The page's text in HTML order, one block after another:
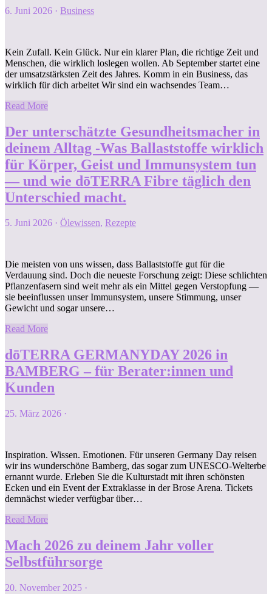
6. Juni 2026 · Business
Kein Zufall. Kein Glück. Nur ein klarer Plan, die richtige Zeit und
Menschen, die wirklich loslegen wollen. Ab September startet eine
der umsatzstärksten Zeit des Jahres. Komm in ein Business, das
wirklich für dich arbeitet Wir sind ein wachsendes Team…
Read More
Der unterschätzte Gesundheitsmacher in
deinem Alltag -Was Ballaststoffe wirklich
für Körper, Geist und Immunsystem tun
— und wie dōTERRA Fibre täglich den
Unterschied macht.
5. Juni 2026 · Ölewissen, Rezepte
Die meisten von uns wissen, dass Ballaststoffe gut für die
Verdauung sind. Doch die neueste Forschung zeigt: Diese schlichten
Pflanzenfasern sind weit mehr als ein Mittel gegen Verstopfung —
sie beeinflussen unser Immunsystem, unsere Stimmung, unser
Gewicht und sogar unsere…
Read More
dōTERRA GERMANYDAY 2026 in
BAMBERG – für Berater:innen und
Kunden
25. März 2026 ·
Inspiration. Wissen. Emotionen. Für unseren Germany Day reisen
wir ins wunderschöne Bamberg, das sogar zum UNESCO-Welterbe
ernannt wurde. Erleben Sie die Kulturstadt mit ihren schönsten
Ecken und ein Event der Extraklasse in der Brose Arena. Tickets
demnächst wieder verfügbar über…
Read More
Mach 2026 zu deinem Jahr voller
Selbstführsorge
20. November 2025 ·